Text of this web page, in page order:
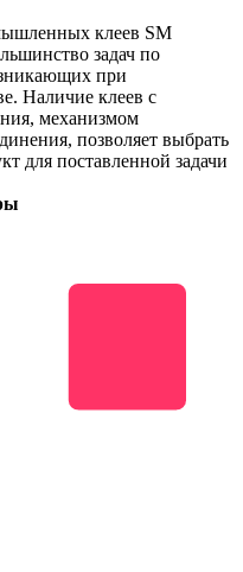
клеев SM
задач по
при
Наличие клеев с
механизмом
позволяет выбрать
для поставленной задачи